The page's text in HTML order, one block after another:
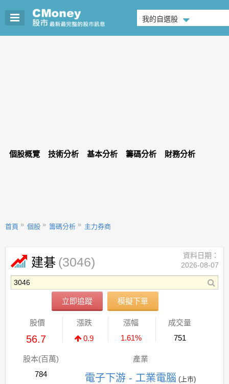
我的自選股
個股概覽 技術分析 基本分析 籌碼分析 財務分析
首頁 個股 籌碼分析 主力券商
建碁 (3046)
立即追蹤 模擬下單
資料日期：
2026-08-07
股價
56.7
漲跌
0.9
漲幅
1.61%
成交量
751
股本(百萬)
784
產業
電子下游 - 工業電腦 (上市)